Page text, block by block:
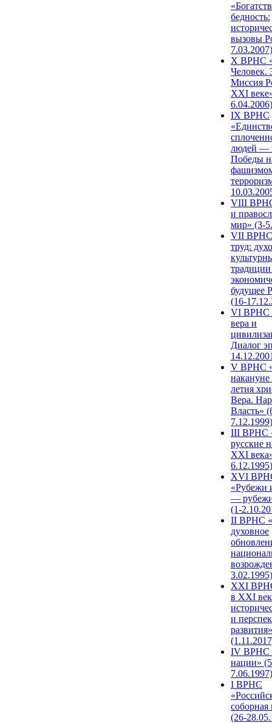
бедность:
вызовы
7.03.2007)
X ВРНС
Человек.
Миссия
XXI
6.04.2006)
IX ВРНС
людей —
Победы
VIII
и
мир» (3-
VII ВРНС
труд:
будущее
(16-
VI ВРНС
вера и
Диалог
V ВРНС
накануне
летия
Вера.
Власть»
7.12.1999)
III ВРНС
русские
XXI
6.12.1995)
XVI
«Рубежи
—
(1-
II ВРНС
духовное
3.02.1995)
XХI
в XXI
и
развития»
IV ВРНС
нации»
7.06.1997)
I ВРНС
(26-